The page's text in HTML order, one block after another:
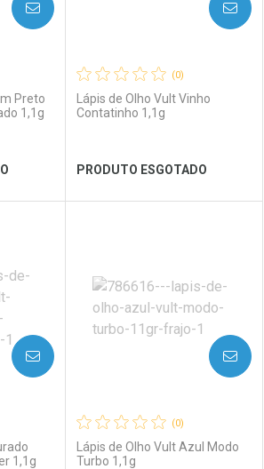
Ver Desconto Convênio
Preto
1,1g
ME
(0)
Lápis de Olho Vult Vinho
Contatinho 1,1g
PRODUTO ESGOTADO
AVISE-ME
Laboratório
Por Menos
1,1g
ME
(0)
Lápis de Olho Vult Azul Modo
Turbo 1,1g
AVISE-ME